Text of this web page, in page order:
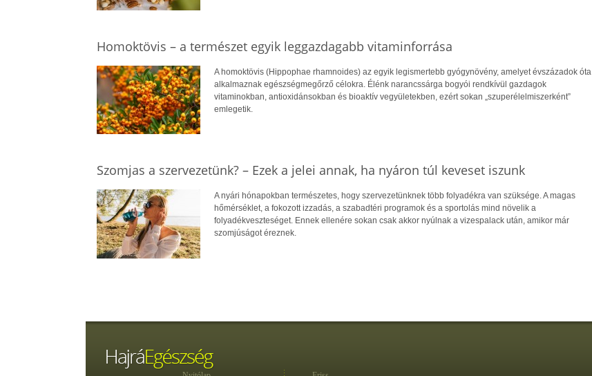
Homoktövis – a természet egyik leggazdagabb vitaminforrása
A homoktövis (Hippophae rhamnoides) az egyik legismertebb gyógynövény, amelyet évszázadok óta
alkalmaznak egészségmegőrző célokra. Élénk narancssárga bogyói rendkívül gazdagok
vitaminokban, antioxidánsokban és bioaktív vegyületekben, ezért sokan „szuperélelmiszerként”
emlegetik.
Szomjas a szervezetünk? – Ezek a jelei annak, ha nyáron túl keveset iszunk
A nyári hónapokban természetes, hogy szervezetünknek több folyadékra van szüksége. A magas
hőmérséklet, a fokozott izzadás, a szabadtéri programok és a sportolás mind növelik a
folyadékveszteséget. Ennek ellenére sokan csak akkor nyúlnak a vizespalack után, amikor már
szomjúságot éreznek.